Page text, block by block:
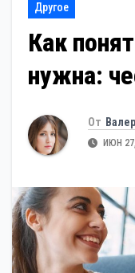
Другое
Как
нужна:
От
ИЮН